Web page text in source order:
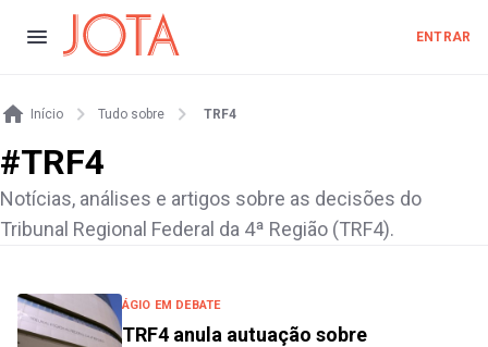
ENTRAR
Início Tudo sobre TRF4
#TRF4
Notícias, análises e artigos sobre as decisões do
Tribunal Regional Federal da 4ª Região (TRF4).
ÁGIO EM DEBATE
TRF4 anula autuação sobre